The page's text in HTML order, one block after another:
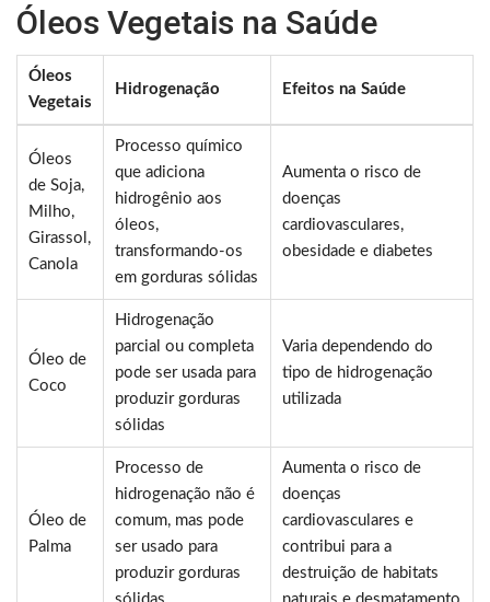
Óleos Vegetais na Saúde
Óleos
Vegetais
Hidrogenação Efeitos na Saúde
Óleos
de Soja,
Milho,
Girassol,
Canola
Processo químico
que adiciona
hidrogênio aos
óleos,
transformando-os
em gorduras sólidas
Aumenta o risco de
doenças
cardiovasculares,
obesidade e diabetes
Óleo de
Coco
Hidrogenação
parcial ou completa
pode ser usada para
produzir gorduras
sólidas
Varia dependendo do
tipo de hidrogenação
utilizada
Óleo de
Palma
Processo de
hidrogenação não é
comum, mas pode
ser usado para
produzir gorduras
Aumenta o risco de
doenças
cardiovasculares e
contribui para a
destruição de habitats